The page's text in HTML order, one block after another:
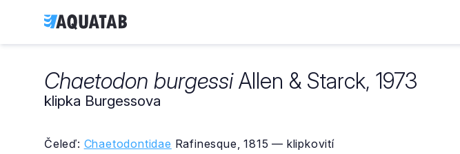
Chaetodon burgessiAllen & Starck, 1973
klipka Burgessova
Čeleď: Chaetodontidae Rafinesque, 1815 — klipkovití